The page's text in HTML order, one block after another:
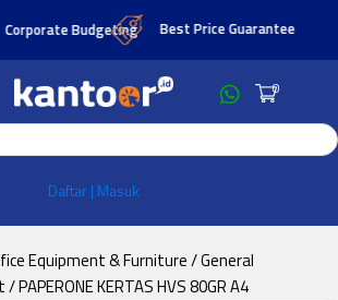
Budgeting Best Price Guarantee
0
Daftar | Masuk
Equipment & Furniture/General
/ PAPERONE KERTAS HVS 80GR A4